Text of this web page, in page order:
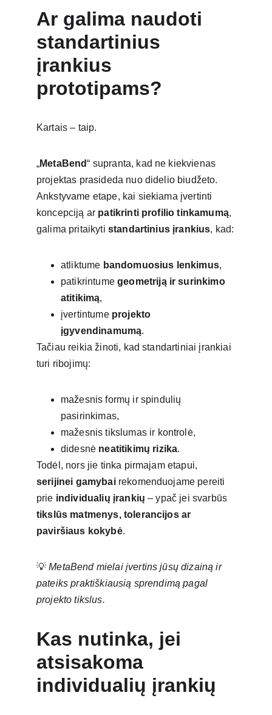
Ar galima naudoti
standartinius
įrankius
prototipams?
Kartais – taip.
„MetaBend“ supranta, kad ne kiekvienas
projektas prasideda nuo didelio biudžeto.
Ankstyvame etape, kai siekiama įvertinti
koncepciją ar patikrinti profilio tinkamumą,
galima pritaikyti standartinius įrankius, kad:
atliktume bandomuosius lenkimus,
patikrintume geometriją ir surinkimo
atitikimą,
įvertintume projekto
įgyvendinamumą.
Tačiau reikia žinoti, kad standartiniai įrankiai
turi ribojimų:
mažesnis formų ir spindulių
pasirinkimas,
mažesnis tikslumas ir kontrolė,
didesnė neatitikimų rizika.
Todėl, nors jie tinka pirmajam etapui,
serijinei gamybai rekomenduojame pereiti
prie individualių įrankių – ypač jei svarbūs
tikslūs matmenys, tolerancijos ar
paviršiaus kokybė.
💡 MetaBend mielai įvertins jūsų dizainą ir
pateiks praktiškiausią sprendimą pagal
projekto tikslus.
Kas nutinka, jei
atsisakoma
individualių įrankių